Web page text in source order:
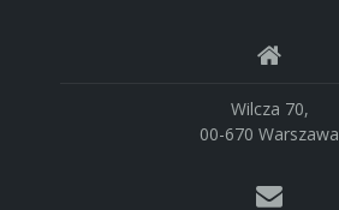
Wilcza 70,
00-670 Warszawa